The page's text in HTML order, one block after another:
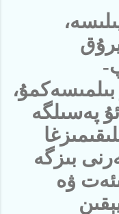
پەسىلگە
بىزگە
ۋە